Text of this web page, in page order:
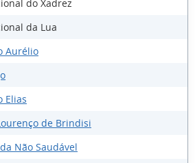
do Xadrez
da Lua
Aurélio
Elias
de Brindisi
Não Saudável